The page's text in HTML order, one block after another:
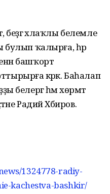
беҙгә әхлаҡлы белемле
булып ҡалырға, һәр
башҡорт
кәрәк. Баһалап
белергә һәм хөрмәт
Радий Хәбиров.
1324778-radiy-
kachestva-bashkir/